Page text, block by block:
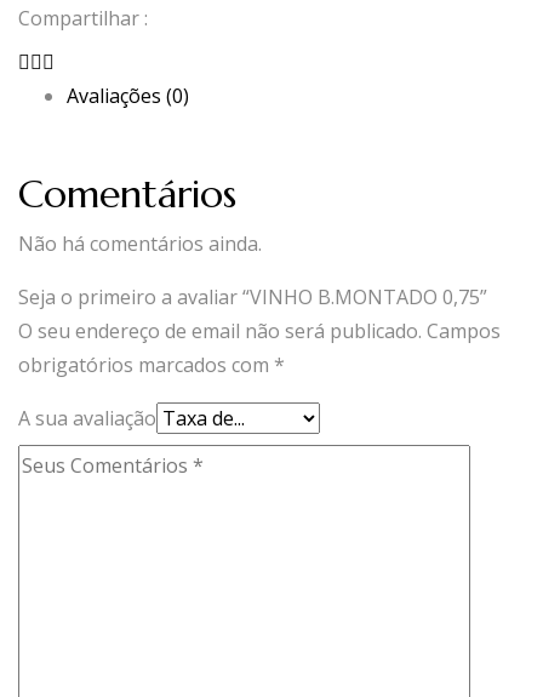
Compartilhar :
Avaliações (0)
Comentários
Não há comentários ainda.
Seja o primeiro a avaliar “VINHO B.MONTADO 0,75”
O seu endereço de email não será publicado. Campos
obrigatórios marcados com *
A sua avaliação